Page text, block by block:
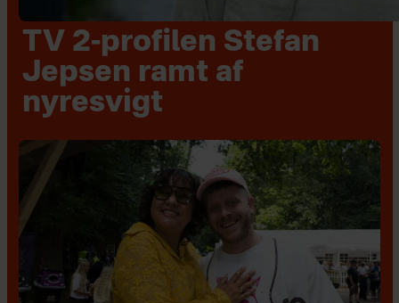
TV 2-profilen Stefan
Jepsen ramt af
nyresvigt